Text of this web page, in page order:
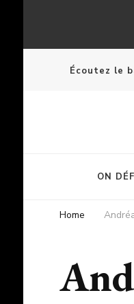
Écoutez le
ON
Home